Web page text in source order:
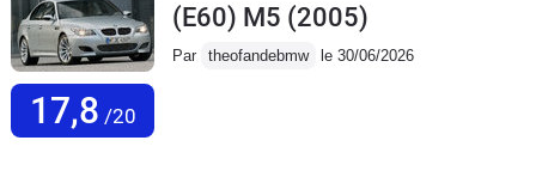
17,8 /20
(E60) M5 (2005)
Par theofandebmw le 30/06/2026